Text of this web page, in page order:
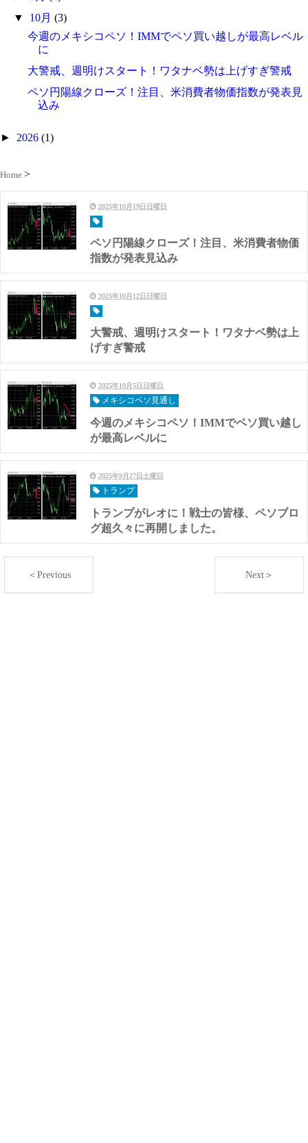
▼ 10月(3)
今週のメキシコペソ！IMMでペソ買い越しが最高レベル
に
大警戒、週明けスタート！ワタナベ勢は上げすぎ警戒
ペソ円陽線クローズ！注目、米消費者物価指数が発表見
込み
► 2026 (1)
Home
2025年10月19日日曜日
ペソ円陽線クローズ！注目、米消費者物価
指数が発表見込み
2025年10月12日日曜日
大警戒、週明けスタート！ワタナベ勢は上
げすぎ警戒
2025年10月5日日曜日
メキシコペソ見通し
今週のメキシコペソ！IMMでペソ買い越し
が最高レベルに
2025年9月27日土曜日
トランプ
トランプがレオに！戦士の皆様、ペソブロ
グ超久々に再開しました。
＜Previous Next＞